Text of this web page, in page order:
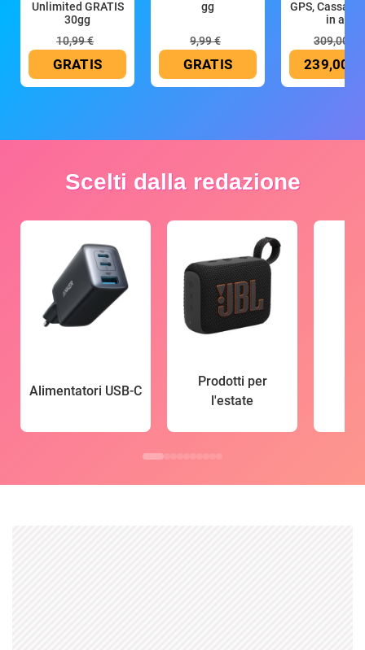
Unlimited GRATIS
30gg
10,99 €
GRATIS
gg
9,99 €
GRATIS
GPS, Cassa
in all
309,00 €
239,00 €
Scelti dalla redazione
Alimentatori USB-C
Prodotti per
l'estate